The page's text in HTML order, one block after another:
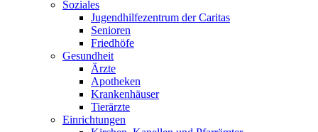
Soziales
Jugendhilfezentrum der Caritas
Senioren
Friedhöfe
Gesundheit
Ärzte
Apotheken
Krankenhäuser
Tierärzte
Einrichtungen